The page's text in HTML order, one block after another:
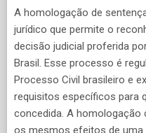
A homologação de
jurídico que permite o
decisão judicial proferida
Brasil. Esse processo é
Processo Civil brasileiro e
requisitos específicos para
concedida. A
os mesmos efeitos de uma